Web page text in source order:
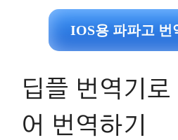
IOS용 파파고 번
딥플 번역기
어 번역하기